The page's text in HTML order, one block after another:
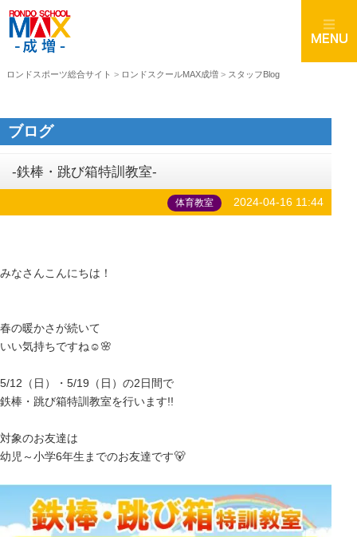
ロンドスポーツ総合サイト > ロンドスクールMAX成増 > スタッフBlog
ブログ
-鉄棒・跳び箱特訓教室-
体育教室 2024-04-16 11:44
みなさんこんにちは！
春の暖かさが続いて
いい気持ちですね☺🌸
5/12（日）・5/19（日）の2日間で
鉄棒・跳び箱特訓教室を行います!!
対象のお友達は
幼児～小学6年生までのお友達です🐻